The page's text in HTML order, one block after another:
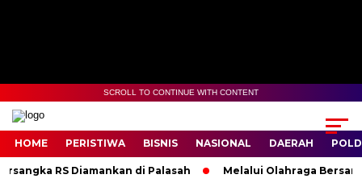
SCROLL TO CONTINUE WITH CONTENT
HOME PERISTIWA BISNIS NASIONAL DAERAH
RS Diamankan di Palasah Melalui Olahraga Bersama,